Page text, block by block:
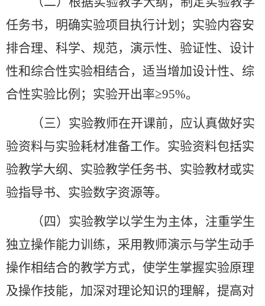
任务书，明确实验项目执行计划；实验内容安
排合理、科学、规范，演示性、验证性、设计
性和综合性实验相结合，适当增加设计性、综
合性实验比例；实验开出率≥95%。
（三）实验教师在开课前，应认真做好实
验资料与实验耗材准备工作。实验资料包括实
验教学大纲、实验教学任务书、实验教材或实
验指导书、实验数字资源等。
（四）实验教学以学生为主体，注重学生
独立操作能力训练，采用教师演示与学生动手
操作相结合的教学方式，使学生掌握实验原理
及操作技能，加深对理论知识的理解，提高对